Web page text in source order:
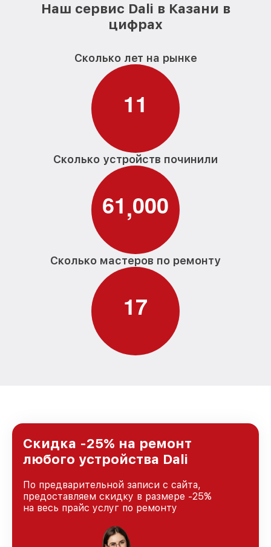
Наш сервис Dali в Казани в
цифрах
Сколько лет на рынке
11
Сколько устройств починили
61,000
Сколько мастеров по ремонту
17
Скидка -25% на ремонт
любого устройства Dali
По предварительной записи с сайта,
предоставляем скидку в размере -25%
на весь прайс услуг по ремонту